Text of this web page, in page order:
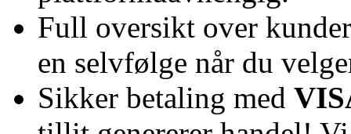
Full oversikt over
en selvfølge når du
Sikker betaling med